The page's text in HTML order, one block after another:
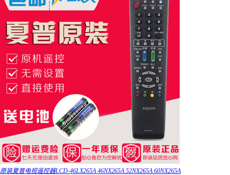
原装夏普电视遥控器LCD-46LX265A 46NX265A 52NX265A 60NX265A